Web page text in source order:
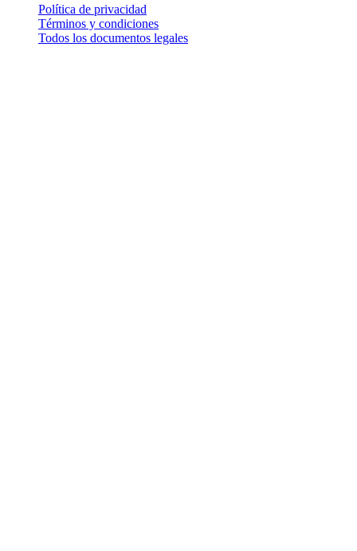
Política de privacidad
Términos y condiciones
Todos los documentos legales